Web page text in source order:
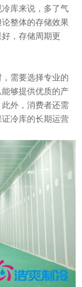
库来说，多了气
整体的存储效果
，存储周期更
需要选择专业的
够提供优质的产
外，消费者还需
冷库的长期运营